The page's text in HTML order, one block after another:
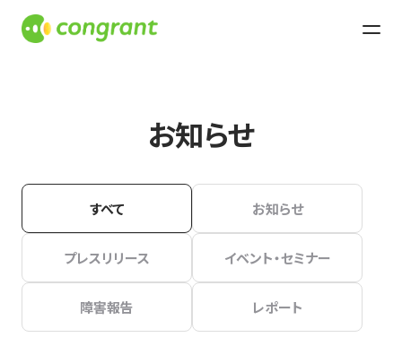
お知らせ
すべて お知らせ
プレスリリース イベント・セミナー
障害報告 レポート